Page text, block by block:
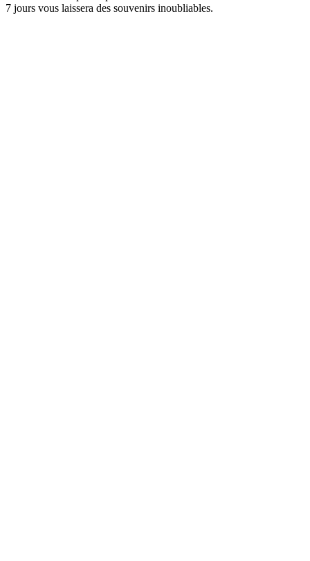
7 jours vous laissera des souvenirs inoubliables.